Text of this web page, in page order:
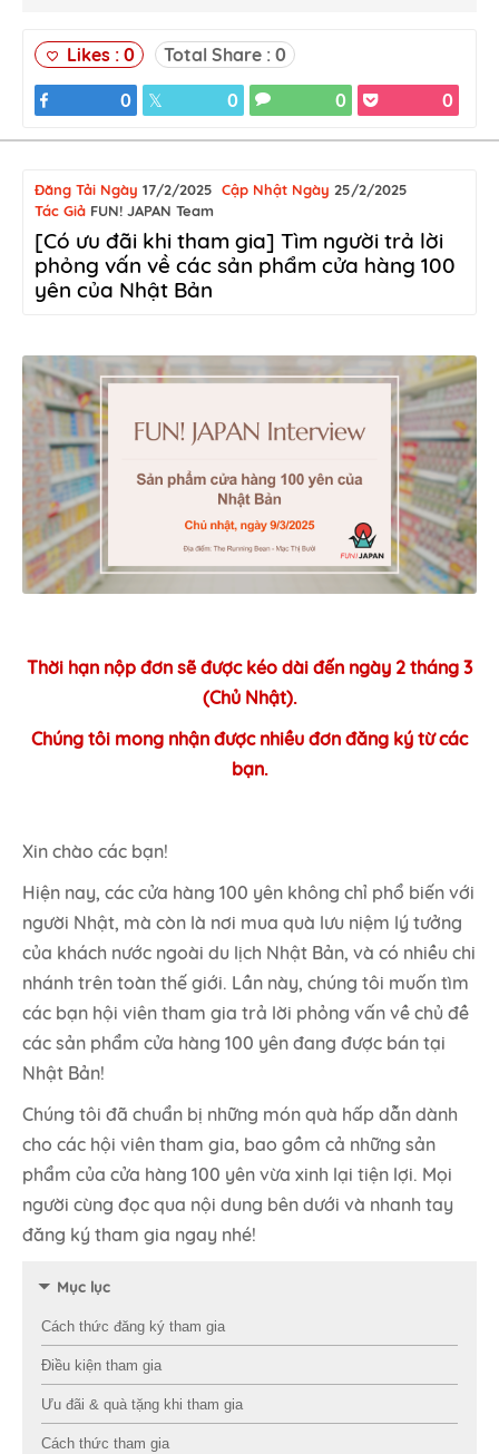
Likes : 0 Total Share : 0
0 0 0 0
Đăng Tải Ngày 17/2/2025 Cập Nhật Ngày 25/2/2025
Tác Giả FUN! JAPAN Team
[Có ưu đãi khi tham gia] Tìm người trả lời
phỏng vấn về các sản phẩm cửa hàng 100
yên của Nhật Bản
Thời hạn nộp đơn sẽ được kéo dài đến ngày 2 tháng 3
(Chủ Nhật).
Chúng tôi mong nhận được nhiều đơn đăng ký từ các
bạn.
Xin chào các bạn!
Hiện nay, các cửa hàng 100 yên không chỉ phổ biến với
người Nhật, mà còn là nơi mua quà lưu niệm lý tưởng
của khách nước ngoài du lịch Nhật Bản, và có nhiều chi
nhánh trên toàn thế giới. Lần này, chúng tôi muốn tìm
các bạn hội viên tham gia trả lời phỏng vấn về chủ đề
các sản phẩm cửa hàng 100 yên đang được bán tại
Nhật Bản!
Chúng tôi đã chuẩn bị những món quà hấp dẫn dành
cho các hội viên tham gia, bao gồm cả những sản
phẩm của cửa hàng 100 yên vừa xinh lại tiện lợi. Mọi
người cùng đọc qua nội dung bên dưới và nhanh tay
đăng ký tham gia ngay nhé!
Mục lục
Cách thức đăng ký tham gia
Điều kiện tham gia
Ưu đãi & quà tặng khi tham gia
Cách thức tham gia